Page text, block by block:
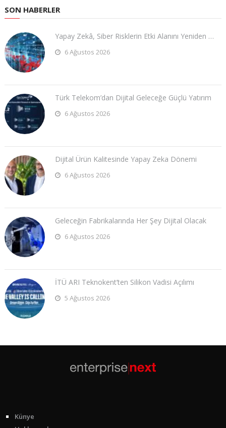
SON HABERLER
Yapay Zekâ, Siber Risklerin Etki Alanını Yeniden …
6 Ağustos 2026
Türk Telekom’dan Dijital Geleceğe Güçlü Yatırım
6 Ağustos 2026
Dijital Ürün Kalitesinde Yapay Zeka Dönemi
6 Ağustos 2026
Geleceğin Fabrikalarında Her Şey Dijital Olacak
6 Ağustos 2026
İTÜ ARI Teknokent’ten Silikon Vadisi Açılımı
5 Ağustos 2026
Künye